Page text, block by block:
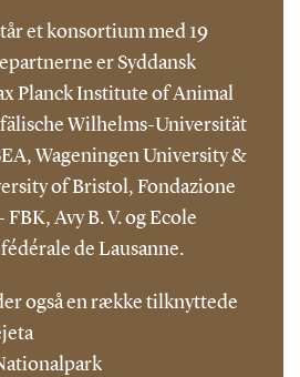
et konsortium med 19
er Syddansk
Planck Institute of Animal
Wilhelms-Universität
Wageningen University &
of Bristol, Fondazione
Avy B. V. og Ecole
de Lausanne.
også en række tilknyttede